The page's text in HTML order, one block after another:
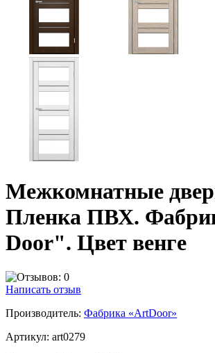
Межкомнатные
Пленка ПВХ.
Door". Цвет венге
Написать отзыв
Производитель: Фабрика «ArtDoor»
Артикул: art0279